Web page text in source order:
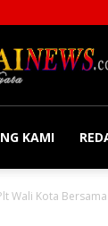
KAMI
Wali Kota